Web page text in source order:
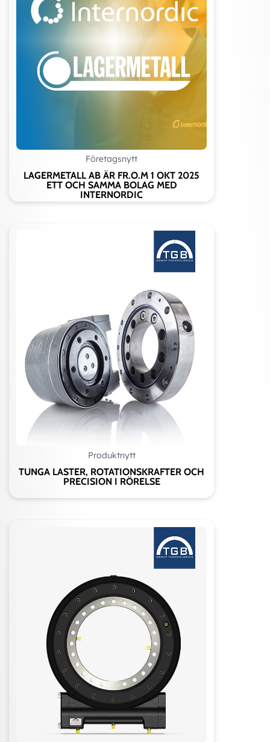
Företagsnytt
LAGERMETALL AB ÄR FR.O.M 1 OKT 2025
ETT OCH SAMMA BOLAG MED
INTERNORDIC
Produktnytt
TUNGA LASTER, ROTATIONSKRAFTER OCH
PRECISION I RÖRELSE